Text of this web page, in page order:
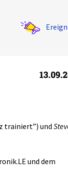
trainiert”) und
und dem